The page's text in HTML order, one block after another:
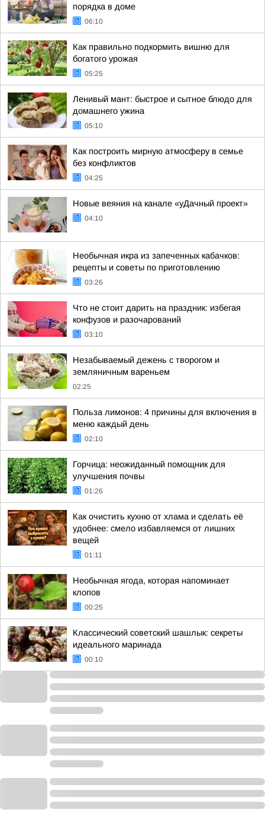
порядка в доме
06:10
Как правильно подкормить вишню для
богатого урожая
05:25
Ленивый мант: быстрое и сытное блюдо для
домашнего ужина
05:10
Как построить мирную атмосферу в семье
без конфликтов
04:25
Новые веяния на канале «уДачный проект»
04:10
Необычная икра из запеченных кабачков:
рецепты и советы по приготовлению
03:26
Что не стоит дарить на праздник: избегая
конфузов и разочарований
03:10
Незабываемый дежень с творогом и
земляничным вареньем
02:25
Польза лимонов: 4 причины для включения в
меню каждый день
02:10
Горчица: неожиданный помощник для
улучшения почвы
01:26
Как очистить кухню от хлама и сделать её
удобнее: смело избавляемся от лишних
вещей
01:11
Необычная ягода, которая напоминает
клопов
00:25
Классический советский шашлык: секреты
идеального маринада
00:10